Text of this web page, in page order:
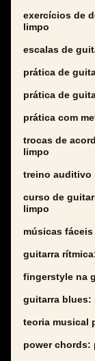
exercícios de
limpo
escalas de
prática de
prática de
prática com
trocas de
limpo
treino auditivo
curso de
limpo
músicas
guitarra
fingerstyle na
guitarra blues:
teoria musical
power chords: